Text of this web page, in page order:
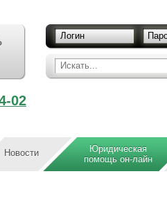
Искать...
Логин
02
Новости
Юридическая
помощь он-лайн